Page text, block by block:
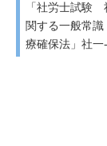
「社労士試験
関する一般常
療確保法」社